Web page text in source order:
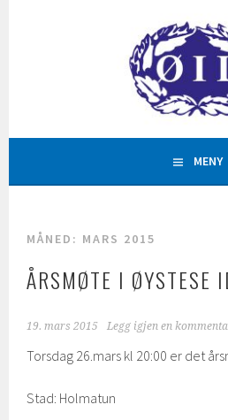
ØYSTESE
AKTIVITETAR FOR ALLE
MENY
MÅNED: MARS 2015
ÅRSMØTE I ØYSTESE
19. mars 2015 Legg igjen en
Torsdag 26.mars kl 20:00 er det
Stad: Holmatun